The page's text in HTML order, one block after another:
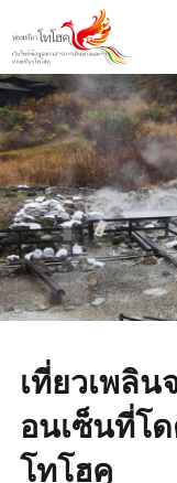
เที่ยวเพลิ
อนเซ็นที่โ
โทโฮคุ